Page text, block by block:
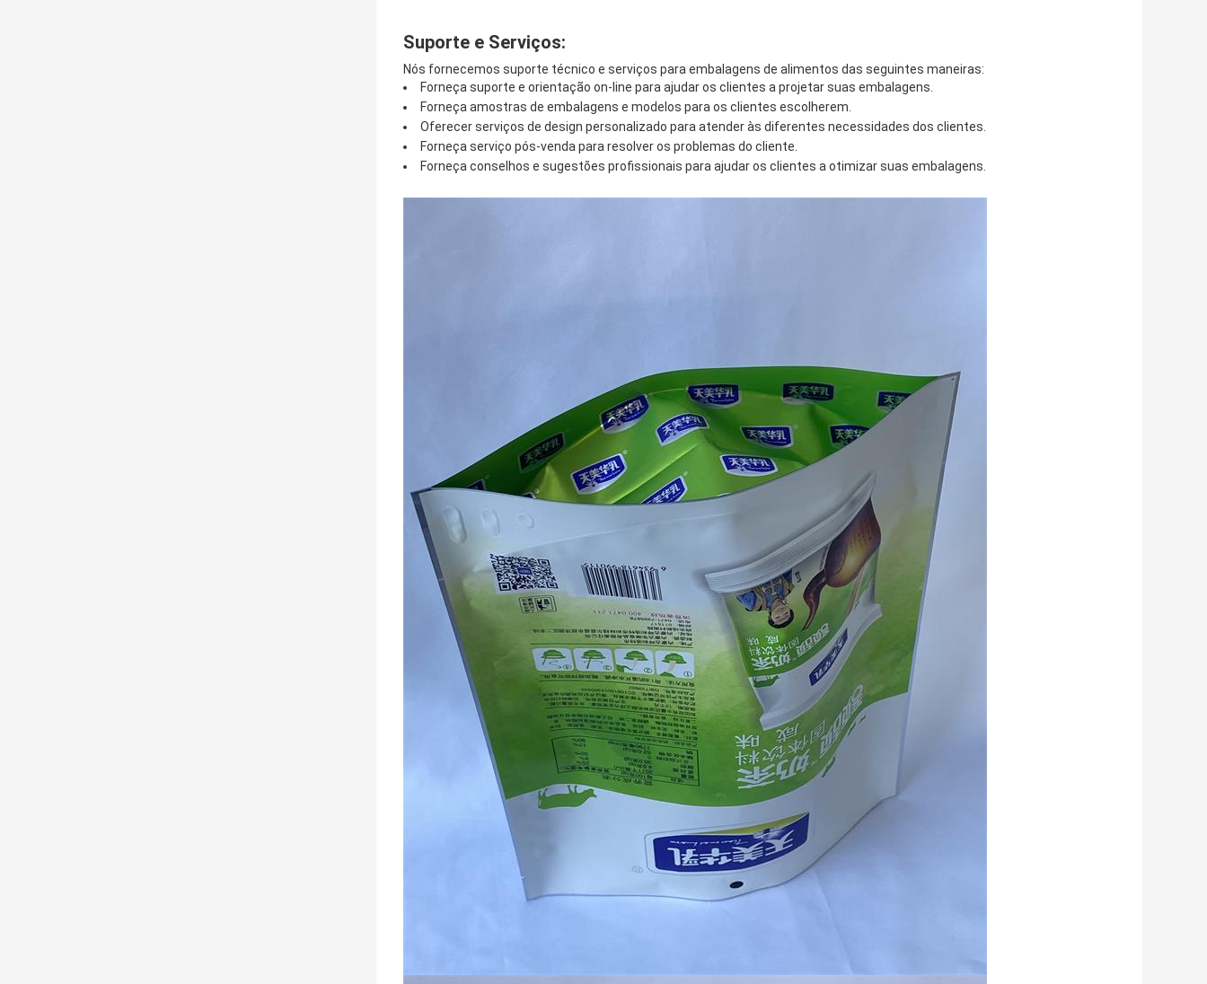
Suporte e Serviços:
Nós fornecemos suporte técnico e serviços para embalagens de alimentos das seguintes maneiras:
Forneça suporte e orientação on-line para ajudar os clientes a projetar suas embalagens.
Forneça amostras de embalagens e modelos para os clientes escolherem.
Oferecer serviços de design personalizado para atender às diferentes necessidades dos clientes.
Forneça serviço pós-venda para resolver os problemas do cliente.
Forneça conselhos e sugestões profissionais para ajudar os clientes a otimizar suas embalagens.